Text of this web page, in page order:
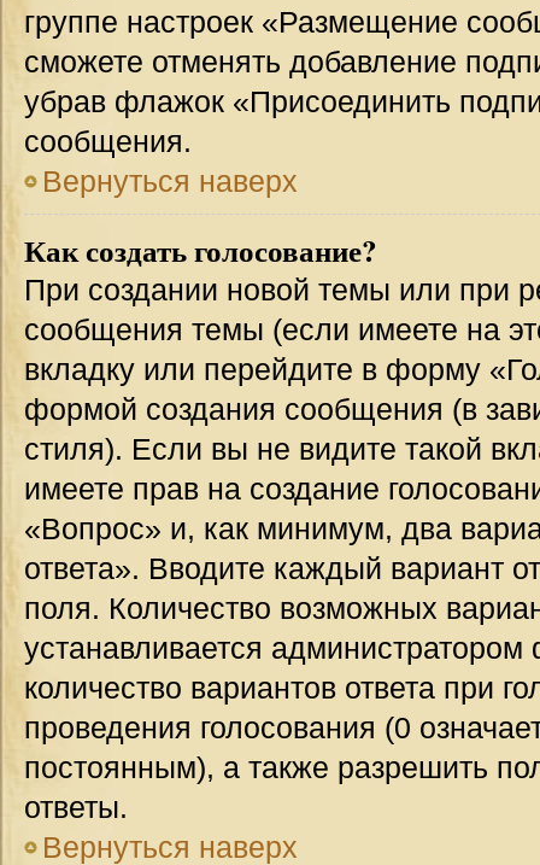
группе настроек «Размещение
сможете отменять добавление
убрав флажок «Присоединить
сообщения.
Вернуться наверх
Как создать голосование?
При создании новой темы или при
сообщения темы (если имеете на
вкладку или перейдите в форму
формой создания сообщения (в
стиля). Если вы не видите такой
имеете прав на создание
«Вопрос» и, как минимум, два
ответа». Вводите каждый вариант
поля. Количество возможных
устанавливается
количество вариантов ответа при
проведения голосования (0
постоянным), а также разрешить
ответы.
Вернуться наверх